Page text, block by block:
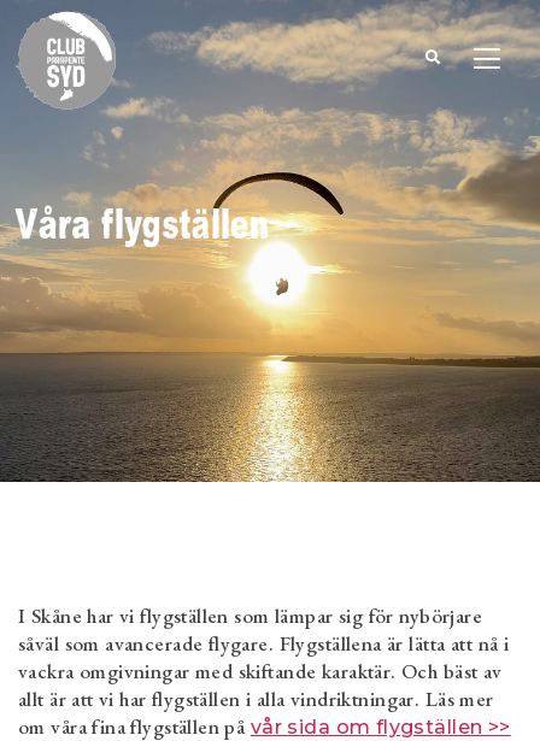
Search
for:
Våra flygställen
I Skåne har vi flygställen som lämpar sig för nybörjare
såväl som avancerade flygare. Flygställena är lätta att nå i
vackra omgivningar med skiftande karaktär. Och bäst av
allt är att vi har flygställen i alla vindriktningar. Läs mer
om våra fina flygställen på vår sida om flygställen >>